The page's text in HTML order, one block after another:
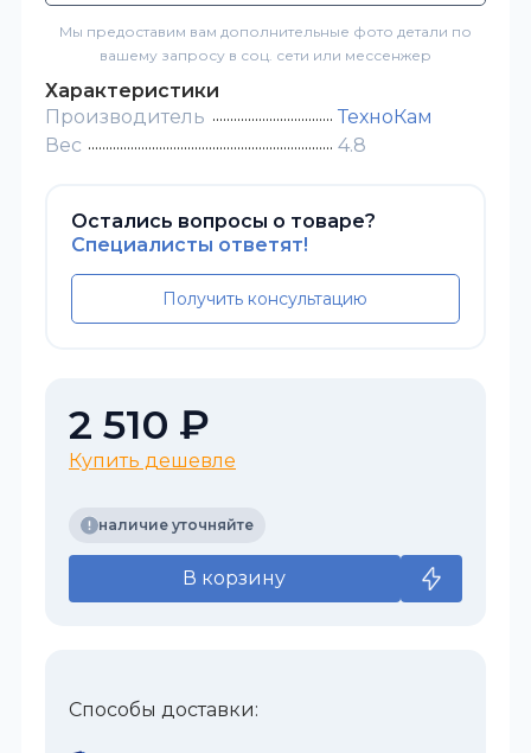
Мы предоставим вам дополнительные фото детали по
вашему запросу в соц. сети или мессенжер
Характеристики
Производитель
ТехноКам
Вес
4.8
Остались вопросы о товаре?
Специалисты ответят!
Получить консультацию
2 510 ₽
Купить дешевле
наличие уточняйте
В корзину
Способы доставки: